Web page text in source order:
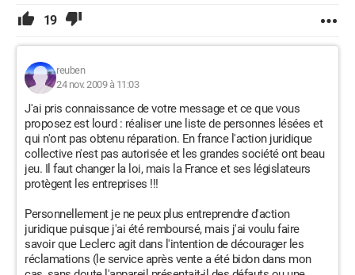
consommateurs est-il apte à intevenir face à de telles
magouilles? Sûrement pas les organismes officiels de la
Direction générale de la concurrence, de la consommation et
de la répression des fraudes... qui ne bougent pas !
Configuration:
19
reuben
24 nov. 2009 à 11:03
J'ai pris connaissance de votre message et ce que vous
proposez est lourd : réaliser une liste de personnes lésées et
qui n'ont pas obtenu réparation. En france l'action juridique
collective n'est pas autorisée et les grandes société ont beau
jeu. Il faut changer la loi, mais la France et ses législateurs
protègent les entreprises !!!
Personnellement je ne peux plus entreprendre d'action
juridique puisque j'ai été remboursé, mais j'ai voulu faire
savoir que Leclerc agit dans l'intention de décourager les
réclamations (le service après vente a été bidon dans mon